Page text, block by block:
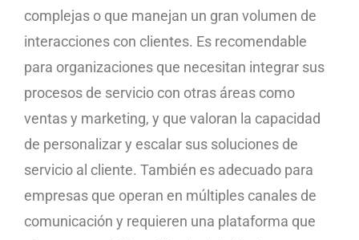
complejas o que manejan un gran volumen de
interacciones con clientes. Es recomendable
para organizaciones que necesitan integrar sus
procesos de servicio con otras áreas como
ventas y marketing, y que valoran la capacidad
de personalizar y escalar sus soluciones de
servicio al cliente. También es adecuado para
empresas que operan en múltiples canales de
comunicación y requieren una plataforma que